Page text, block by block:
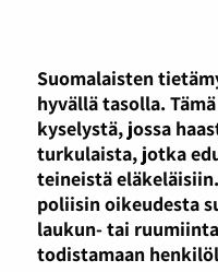
Suomalaisten
hyvällä tasolla.
kyselystä, jossa
turkulaista, jotka
teineistä
poliisin oikeudesta
laukun- tai
todistamaan